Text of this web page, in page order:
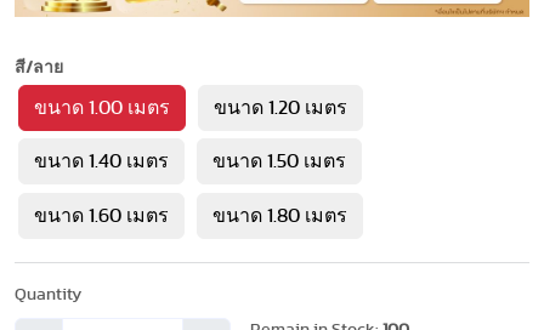
สี/ลาย
ขนาด 1.00 เมตร ขนาด 1.20 เมตร
ขนาด 1.40 เมตร ขนาด 1.50 เมตร
ขนาด 1.60 เมตร ขนาด 1.80 เมตร
Quantity